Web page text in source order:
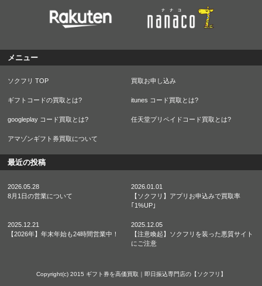
メニュー
ソクフリ TOP 買取お申し込み
ギフトコードの買取とは? itunes コード買取とは?
googleplay コード買取とは? 任天堂プリペイドコード買取とは?
アマゾンギフト券買取について
最近の投稿
2026.05.28
8月1日の営業について
2026.01.01
【ソクフリ】アプリお申込みで買取率
｢1%UP｣
2025.12.21
【2026年】年末年始も24時間営業中！
2025.12.05
【注意喚起】ソクフリを装った悪質サイト
にご注意
Copyright(c) 2015 ギフト券を高価買取｜即日振込専門店の【ソクフリ】